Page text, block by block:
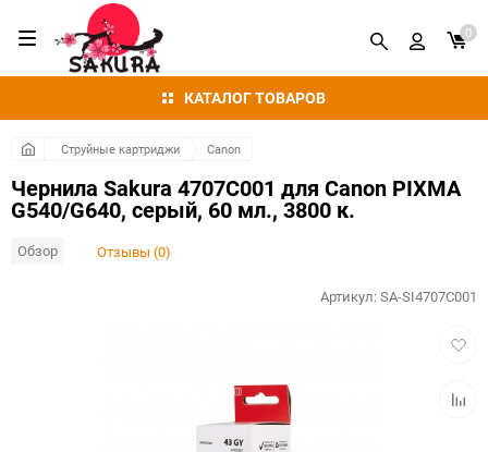
КАТАЛОГ ТОВАРОВ
0
Струйные картриджи Canon
Чернила Sakura 4707C001 для Canon PIXMA
G540/G640, серый, 60 мл., 3800 к.
Обзор Отзывы (0)
Артикул:SA-SI4707C001